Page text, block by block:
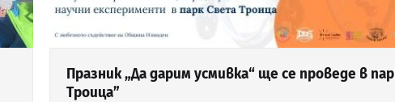
Празник „Да дарим усмивка“ ще се проведе в
Троица”